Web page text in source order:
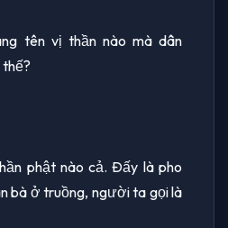
tên vị thần nào mà dân
phật nào cả. Ðấy là pho
bà ở truồng, người ta gọi là